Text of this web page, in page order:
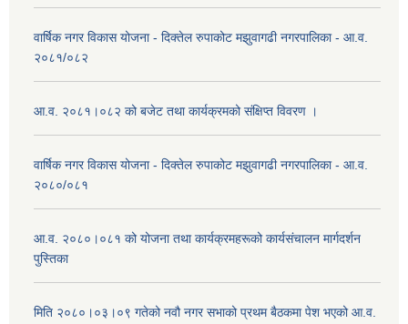
वार्षिक नगर विकास योजना - दिक्तेल रुपाकोट मझुवागढी नगरपालिका - आ.व.
२०८१/०८२
आ.व. २०८१।०८२ को बजेट तथा कार्यक्रमको संक्षिप्त विवरण ।
वार्षिक नगर विकास योजना - दिक्तेल रुपाकोट मझुवागढी नगरपालिका - आ.व.
२०८०/०८१
आ.व. २०८०।०८१ को योजना तथा कार्यक्रमहरूको कार्यसंचालन मार्गदर्शन
पुस्तिका
मिति २०८०।०३।०९ गतेको नवौ नगर सभाको प्रथम बैठकमा पेश भएको आ.व.